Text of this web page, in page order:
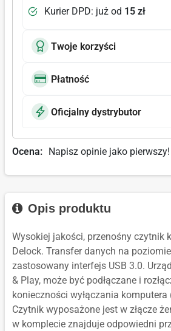
Kurier DPD: już od 15 zł
Twoje korzyści
Płatność
Oficjalny dystrybutor
Ocena: Napisz opinie jako pierwszy!
Opis produktu
Wysokiej jakości, przenośny czytnik
Delock. Transfer danych na
zastosowany interfejs USB 3.0.
& Play, może być podłączane i
konieczności wyłączania komputera
Czytnik wyposażone jest w złącze
w komplecie znajduje odpowiedni